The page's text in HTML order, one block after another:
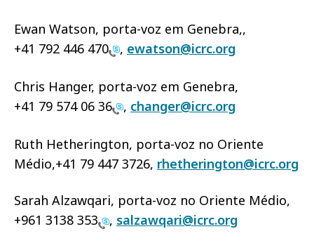
Ewan Watson, porta-voz em Genebra,,
+41 792 446 470
, ewatson@icrc.org
Chris Hanger, porta-voz em Genebra,
+41 79 574 06 36
, changer@icrc.org
Ruth Hetherington, porta-voz no Oriente
Médio,+41 79 447 3726, rhetherington@icrc.org
Sarah Alzawqari, porta-voz no Oriente Médio,
+961 3138 353
, salzawqari@icrc.org